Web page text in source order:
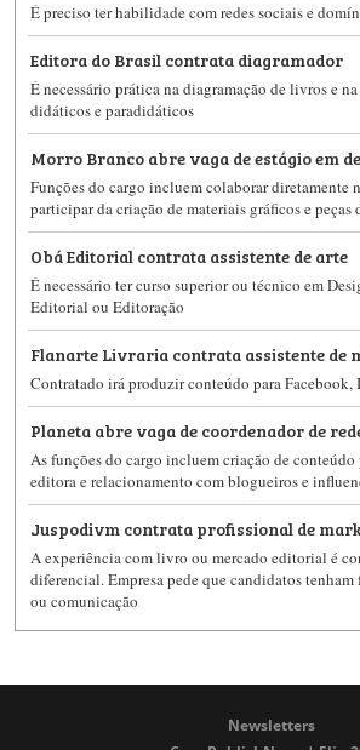
É preciso ter habilidade com redes sociais e
Editora do Brasil contrata diagramador
É necessário prática na diagramação de livros e
didáticos e paradidáticos
Morro Branco abre vaga de estágio em
Funções do cargo incluem colaborar diretamente
participar da criação de materiais gráficos e peças
Obá Editorial contrata assistente de arte
É necessário ter curso superior ou técnico em
Editorial ou Editoração
Flanarte Livraria contrata assistente de
Contratado irá produzir conteúdo para Facebook,
Planeta abre vaga de coordenador de
As funções do cargo incluem criação de conteúdo
editora e relacionamento com blogueiros e
Juspodivm contrata profissional de
A experiência com livro ou mercado editorial é
diferencial. Empresa pede que candidatos
ou comunicação
Newsletters